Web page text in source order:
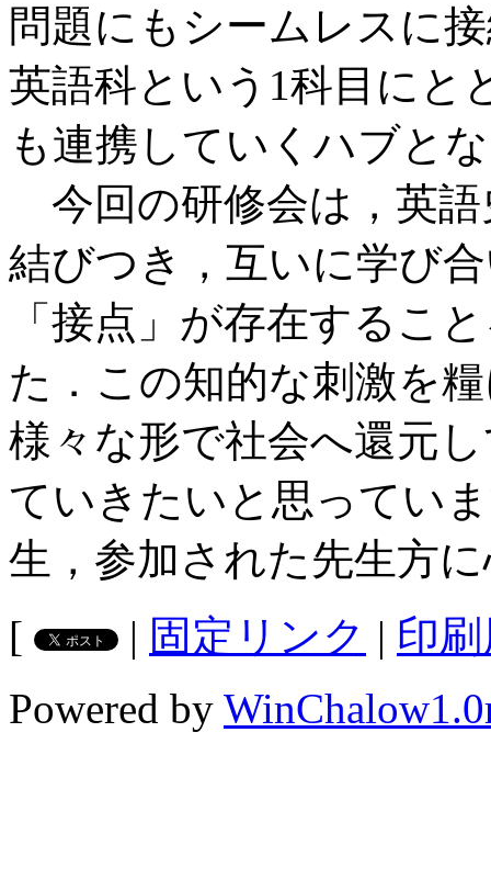
問題にもシームレスに
英語科という1科目にと
も連携していくハブと
今回の研修会は，英語
結びつき，互いに学び
「接点」が存在するこ
た．この知的な刺激を
様々な形で社会へ還元
ていきたいと思ってい
生，参加された先生方
[
| 固定リンク | 印
Powered by